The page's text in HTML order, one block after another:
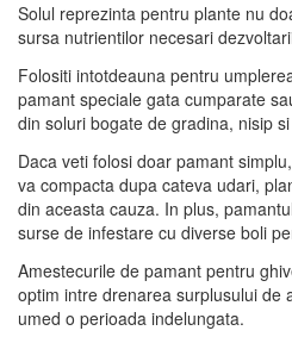
Solul reprezinta pentru plante nu
sursa nutrientilor necesari
Folositi intotdeauna pentru
pamant speciale gata cumparate
din soluri bogate de gradina, nisip
Daca veti folosi doar pamant
va compacta dupa cateva udari,
din aceasta cauza. In plus,
surse de infestare cu diverse boli
Amestecurile de pamant pentru
optim intre drenarea surplusului de
umed o perioada indelungata.